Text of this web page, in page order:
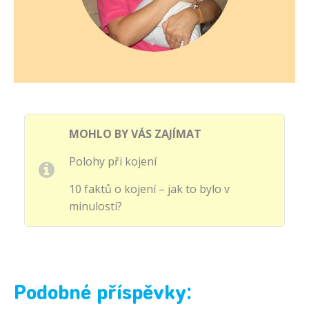
MOHLO BY VÁS ZAJÍMAT
Polohy při kojení
10 faktů o kojení – jak to bylo v
minulosti?
Podobné příspěvky: